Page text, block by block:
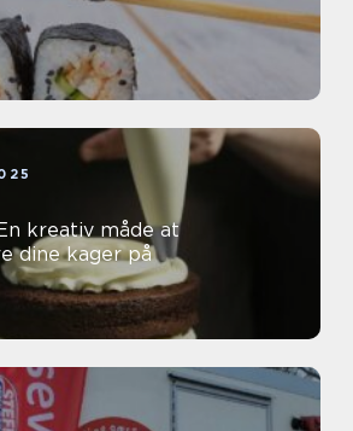
kreativ måde at
dine kager på